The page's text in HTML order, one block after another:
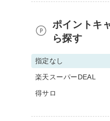
ポイントキ
ら探す
指定なし
楽天スーパーDEAL
得サロ